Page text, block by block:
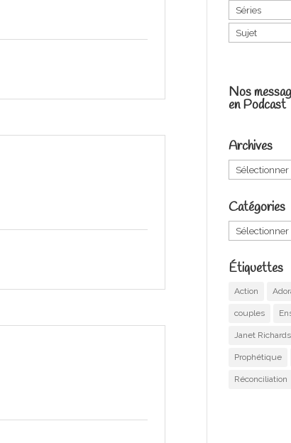
Nos
en Podcast
Archives
Archives
Catégories
Catégories
Étiquettes
Action
couples
Janet Richards
Prophétique
Réconciliation